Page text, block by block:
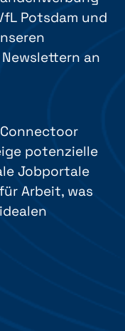
Potsdam und
an
potenzielle
Jobportale
Arbeit, was